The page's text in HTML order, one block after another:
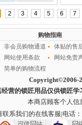
2 3 4 5 6 7
购物指南
非会员购物通道
体贴的售
网站使用条款
网站免责
简单的购物流程
Copyright©2006-
经营的锁匠用品仅供锁匠
本商店顾客个人信
系我们的在线客服|电话：